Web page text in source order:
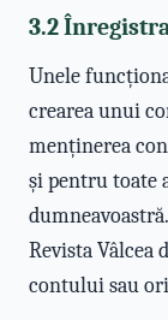
3.2
Unele
crearea unui
menținerea
și pentru toate
Revista Vâlcea
contului sau